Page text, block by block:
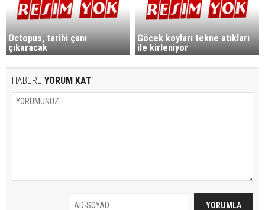
Octopus, tarihi çanı
çıkaracak
Göcek koyları tekne atıkları
ile kirleniyor
HABERE YORUM KAT